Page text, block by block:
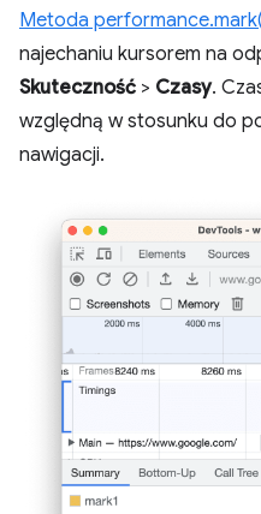
Metoda
najechaniu kursorem na
Skuteczność > Czasy.
względną w stosunku do
nawigacji.